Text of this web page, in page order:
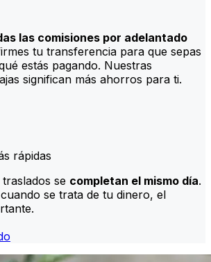
las comisiones por adelantado
tu transferencia para que sepas
estás pagando. Nuestras
significan más ahorros para ti.
rápidas
se completan el mismo día.
se trata de tu dinero, el